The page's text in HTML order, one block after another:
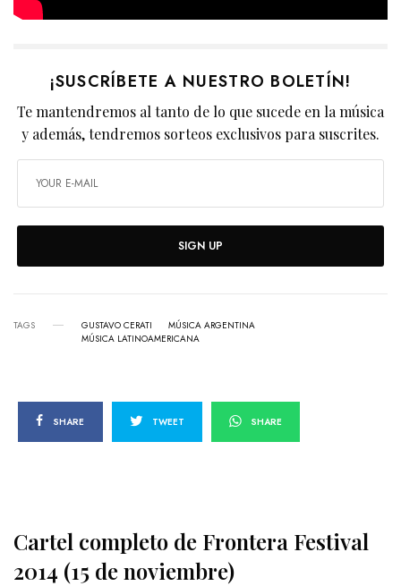
¡SUSCRÍBETE A NUESTRO BOLETÍN!
Te mantendremos al tanto de lo que sucede en la música
y además, tendremos sorteos exclusivos para suscrites.
SIGN UP
TAGS GUSTAVO CERATI
MÚSICA ARGENTINA
MÚSICA LATINOAMERICANA
SHARE TWEET SHARE
Cartel completo de Frontera Festival
2014 (15 de noviembre)